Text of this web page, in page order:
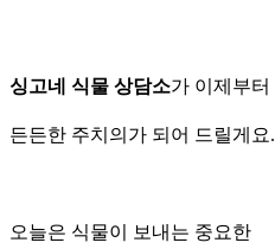
싱고네 식물 상담소가 이제부터
든든한 주치의가 되어 드릴게요.
오늘은 식물이 보내는 중요한